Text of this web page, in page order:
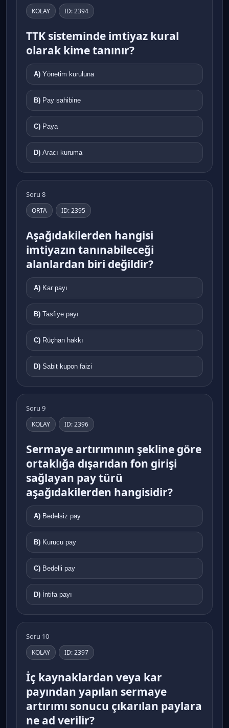
KOLAY ID: 2394
TTK sisteminde imtiyaz kural
olarak kime tanınır?
A) Yönetim kuruluna
B) Pay sahibine
C) Paya
D) Aracı kuruma
Soru 8
ORTA ID: 2395
Aşağıdakilerden hangisi
imtiyazın tanınabileceği
alanlardan biri değildir?
A) Kar payı
B) Tasfiye payı
C) Rüçhan hakkı
D) Sabit kupon faizi
Soru 9
KOLAY ID: 2396
Sermaye artırımının şekline göre
ortaklığa dışarıdan fon girişi
sağlayan pay türü
aşağıdakilerden hangisidir?
A) Bedelsiz pay
B) Kurucu pay
C) Bedelli pay
D) İntifa payı
Soru 10
KOLAY ID: 2397
İç kaynaklardan veya kar
payından yapılan sermaye
artırımı sonucu çıkarılan paylara
ne ad verilir?